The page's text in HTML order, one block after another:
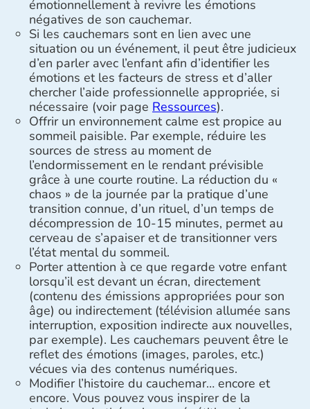
émotionnellement à revivre les émotions
négatives de son cauchemar.
Si les cauchemars sont en lien avec une
situation ou un événement, il peut être judicieux
d’en parler avec l’enfant afin d’identifier les
émotions et les facteurs de stress et d’aller
chercher l’aide professionnelle appropriée, si
nécessaire (voir page Ressources).
Offrir un environnement calme est propice au
sommeil paisible. Par exemple, réduire les
sources de stress au moment de
l’endormissement en le rendant prévisible
grâce à une courte routine. La réduction du «
chaos » de la journée par la pratique d’une
transition connue, d’un rituel, d’un temps de
décompression de 10-15 minutes, permet au
cerveau de s’apaiser et de transitionner vers
l’état mental du sommeil.
Porter attention à ce que regarde votre enfant
lorsqu’il est devant un écran, directement
(contenu des émissions appropriées pour son
âge) ou indirectement (télévision allumée sans
interruption, exposition indirecte aux nouvelles,
par exemple). Les cauchemars peuvent être le
reflet des émotions (images, paroles, etc.)
vécues via des contenus numériques.
Modifier l’histoire du cauchemar… encore et
encore. Vous pouvez vous inspirer de la